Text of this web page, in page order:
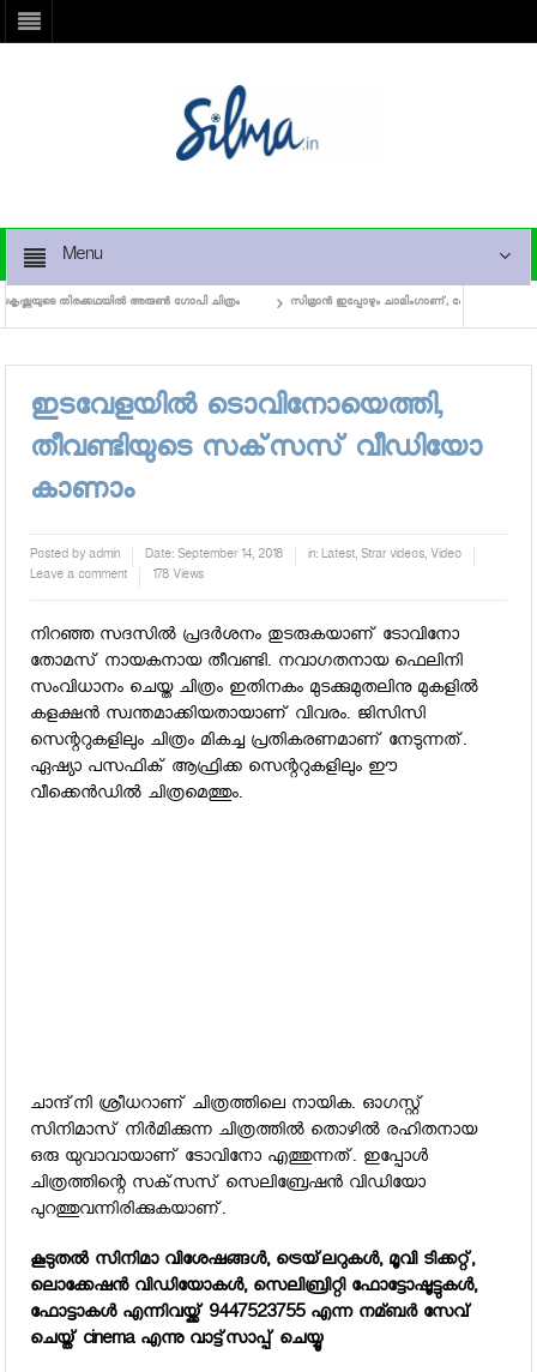
Menu
തിരക്കഥയില്‍ അരുണ്‍ ഗോപി ചിത്രം സിമ്രാന്‍ ഇപ്പോഴും ചാമിംഗാണ്, ഫോട്ടോഷൂട്ട്
ഇടവേളയില്‍ ടൊവിനോയെത്തി,
തീവണ്ടിയുടെ സക്‌സസ് വീഡിയോ
കാണാം
Posted byadmin Date:September 14, 2018 in:Latest,Strar videos, Video
Leave a comment
178 Views
നിറഞ്ഞ സദസില്‍ പ്രദര്‍ശനം തുടരുകയാണ് ടോവിനോ
തോമസ് നായകനായ തീവണ്ടി. നവാഗതനായ ഫെലിനി
സംവിധാനം ചെയ്ത ചിത്രം ഇതിനകം മുടക്കുമുതലിനു മുകളില്‍
കളക്ഷന്‍ സ്വന്തമാക്കിയതായാണ് വിവരം. ജിസിസി
സെന്ററുകളിലും ചിത്രം മികച്ച പ്രതികരണമാണ് നേടുന്നത്.
ഏഷ്യാ പസഫിക് ആഫ്രിക്ക സെന്ററുകളിലും ഈ
വീക്കെന്‍ഡില്‍ ചിത്രമെത്തും.
ചാന്ദ്‌നി ശ്രീധറാണ് ചിത്രത്തിലെ നായിക. ഓഗസ്റ്റ്
സിനിമാസ് നിര്‍മിക്കുന്ന ചിത്രത്തില്‍ തൊഴില്‍ രഹിതനായ
ഒരു യുവാവായാണ് ടോവിനോ എത്തുന്നത്. ഇപ്പോള്‍
ചിത്രത്തിന്റെ സക്‌സസ് സെലിബ്രേഷന്‍ വിഡിയോ
പുറത്തുവന്നിരിക്കുകയാണ്.
കൂടുതല്‍ സിനിമാ വിശേഷങ്ങള്‍, ട്രെയ്‌ലറുകള്‍, മൂവി ടിക്കറ്റ്,
ലൊക്കേഷന്‍ വിഡിയോകള്‍, സെലിബ്രിറ്റി ഫോട്ടോഷൂട്ടുകള്‍,
ഫോട്ടാകള്‍ എന്നിവയ്ക്ക് 9447523755 എന്ന നമ്ബര്‍ സേവ്
ചെയ്ത് cinema എന്നു വാട്ട്‌സാപ്പ് ചെയ്യൂ